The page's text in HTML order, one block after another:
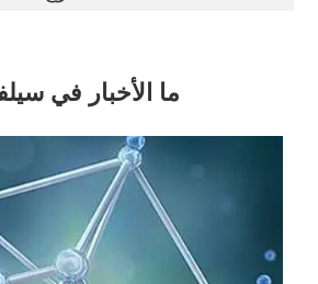
ما الأخبار في